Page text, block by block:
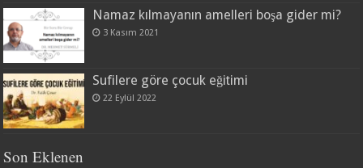
Namaz kılmayanın amelleri boşa gider mi?
3 Kasım 2021
Sufilere göre çocuk eğitimi
22 Eylül 2022
Son Eklenen